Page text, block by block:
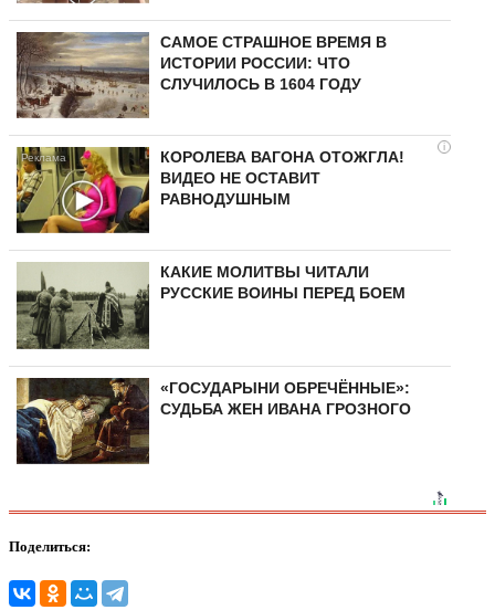
САМОЕ СТРАШНОЕ ВРЕМЯ В
ИСТОРИИ РОССИИ: ЧТО
СЛУЧИЛОСЬ В 1604 ГОДУ
i
КОРОЛЕВА ВАГОНА ОТОЖГЛА!
ВИДЕО НЕ ОСТАВИТ
РАВНОДУШНЫМ
КАКИЕ МОЛИТВЫ ЧИТАЛИ
РУССКИЕ ВОИНЫ ПЕРЕД БОЕМ
«ГОСУДАРЫНИ ОБРЕЧЁННЫЕ»:
СУДЬБА ЖЕН ИВАНА ГРОЗНОГО
Поделиться: